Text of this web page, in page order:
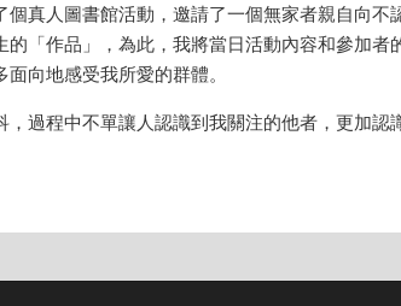
個真人圖書館活動，邀請了一個無家者親自向
的「作品」，為此，我將當日活動內容和參加
向地感受我所愛的群體。
過程中不單讓人認識到我關注的他者，更加認